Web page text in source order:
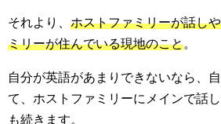
それより、 ホストファミリーが話し
ミリーが住んでいる現地のこと。
自分が英語があまりできないなら、
て、ホストファミリーにメインで話
も続きます。